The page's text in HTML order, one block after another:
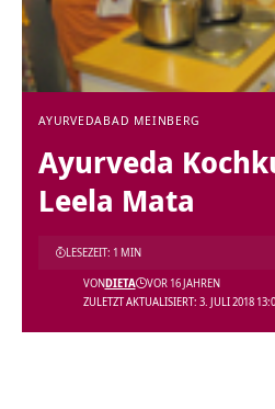
AYURVEDABAD MEINBERG
Ayurveda
Leela Mata
ZULETZT AKTUALISIERT: 3. JULI 2018
VONDIETA VOR 16 JAHREN
LESEZEIT: 1 MIN